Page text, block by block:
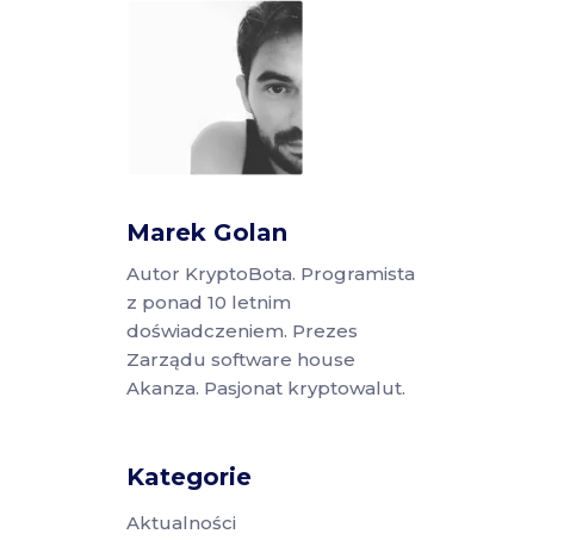
Marek Golan
Autor KryptoBota. Programista
z ponad 10 letnim
doświadczeniem. Prezes
Zarządu software house
Akanza. Pasjonat kryptowalut.
Kategorie
Aktualności